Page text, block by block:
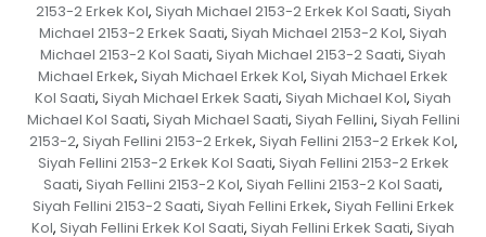
2153-2 Erkek Kol, Siyah Michael 2153-2 Erkek Kol Saati, Siyah
Michael 2153-2 Erkek Saati, Siyah Michael 2153-2 Kol, Siyah
Michael 2153-2 Kol Saati, Siyah Michael 2153-2 Saati, Siyah
Michael Erkek, Siyah Michael Erkek Kol, Siyah Michael Erkek
Kol Saati, Siyah Michael Erkek Saati, Siyah Michael Kol, Siyah
Michael Kol Saati, Siyah Michael Saati, Siyah Fellini, Siyah Fellini
2153-2, Siyah Fellini 2153-2 Erkek, Siyah Fellini 2153-2 Erkek Kol,
Siyah Fellini 2153-2 Erkek Kol Saati, Siyah Fellini 2153-2 Erkek
Saati, Siyah Fellini 2153-2 Kol, Siyah Fellini 2153-2 Kol Saati,
Siyah Fellini 2153-2 Saati, Siyah Fellini Erkek, Siyah Fellini Erkek
Kol, Siyah Fellini Erkek Kol Saati, Siyah Fellini Erkek Saati, Siyah